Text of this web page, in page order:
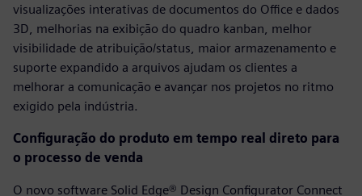
visualizações interativas de documentos do Office e dados
3D, melhorias na exibição do quadro kanban, melhor
visibilidade de atribuição/status, maior armazenamento e
suporte expandido a arquivos ajudam os clientes a
melhorar a comunicação e avançar nos projetos no ritmo
exigido pela indústria.
Configuração do produto em tempo real direto para
o processo de venda
O novo software Solid Edge® Design Configurator Connect